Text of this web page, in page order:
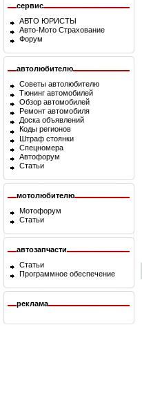
сервис
АВТО ЮРИСТЫ
Авто-Мото Страхование
Форум
автолюбителю
Советы автолюбителю
Тюнинг автомобилей
Обзор автомобилей
Ремонт автомобиля
Доска объявлений
Коды регионов
Штраф стоянки
Спецномера
Автофорум
Статьи
мотолюбителю
Мотофорум
Статьи
автозапчасти
Статьи
Программное обеспечение
реклама